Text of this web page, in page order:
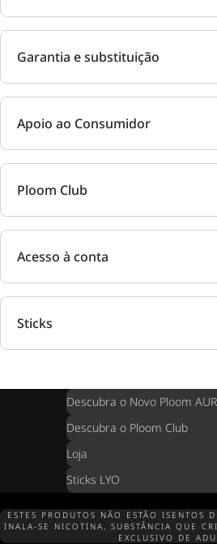
Garantia e substituição
Apoio ao Consumidor
Ploom Club
Acesso à conta
Sticks
Descubra o Novo Ploom
Descubra o Ploom Club
Loja
Sticks LYO
ESTES PRODUTOS NÃO ESTÃO ISENTOS
INALA-SE NICOTINA, SUBSTÂNCIA QUE
EXCLUSIVO DE